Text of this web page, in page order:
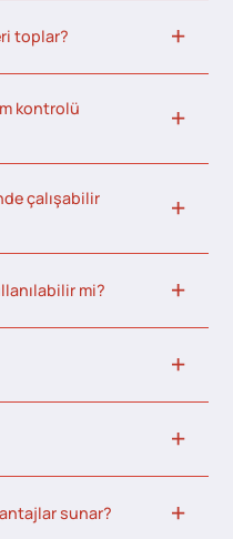
toplar?
kontrolü
çalışabilir
mi?
sunar?